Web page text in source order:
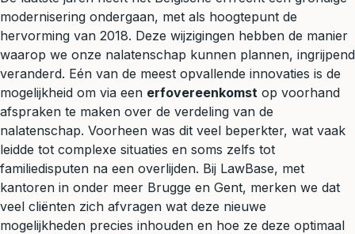
modernisering ondergaan, met als hoogtepunt de
hervorming van 2018. Deze wijzigingen hebben de manier
waarop we onze nalatenschap kunnen plannen, ingrijpend
veranderd. Eén van de meest opvallende innovaties is de
mogelijkheid om via een erfovereenkomst op voorhand
afspraken te maken over de verdeling van de
nalatenschap. Voorheen was dit veel beperkter, wat vaak
leidde tot complexe situaties en soms zelfs tot
familiedisputen na een overlijden. Bij LawBase, met
kantoren in onder meer Brugge en Gent, merken we dat
veel cliënten zich afvragen wat deze nieuwe
mogelijkheden precies inhouden en hoe ze deze optimaal